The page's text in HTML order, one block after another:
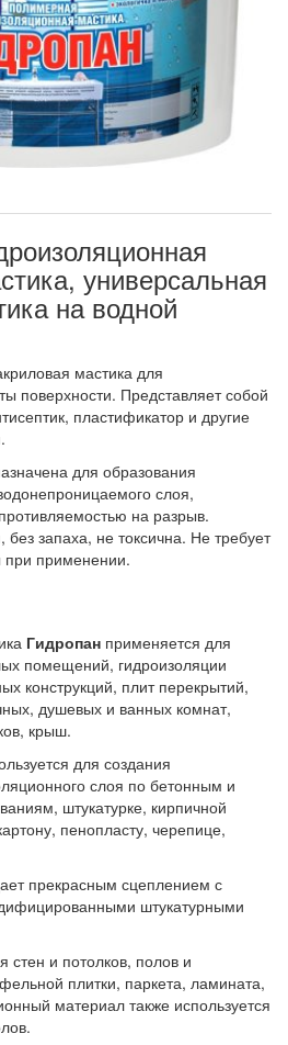
универсальная
на водной
мастика для
поверхности. Представляет собой
пластификатор и другие
для образования
слоя,
на разрыв.
запаха, не токсична. Не требует
применении.
Гидропан применяется для
помещений, гидроизоляции
конструкций, плит перекрытий,
душевых и ванных комнат,
крыш.
для создания
слоя по бетонным и
штукатурке, кирпичной
пенопласту, черепице,
прекрасным сцеплением с
штукатурными
стен и потолков, полов и
плитки, паркета, ламината,
материал также используется